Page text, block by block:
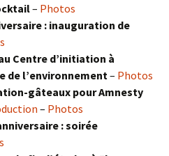
– Photos
: inauguration de
Centre d’initiation à
de l’environnement – Photos
gâteaux pour Amnesty
– Photos
: soirée